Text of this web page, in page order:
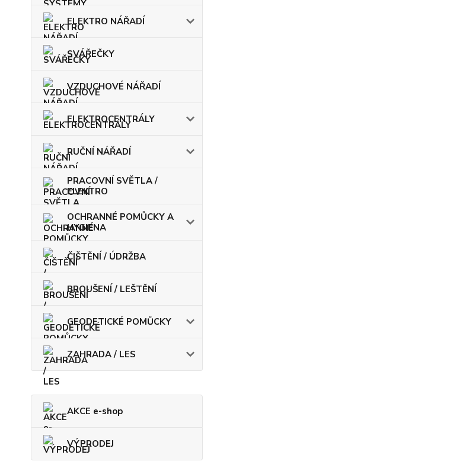
ELEKTRO NÁŘADÍ
SVÁŘEČKY
VZDUCHOVÉ NÁŘADÍ
ELEKTROCENTRÁLY
RUČNÍ NÁŘADÍ
PRACOVNÍ SVĚTLA /
ELEKTRO
OCHRANNÉ POMŮCKY A
HYGIENA
ČIŠTĚNÍ / ÚDRŽBA
BROUŠENÍ / LEŠTĚNÍ
GEODETICKÉ POMŮCKY
ZAHRADA / LES
AKCE e-shop
VÝPRODEJ